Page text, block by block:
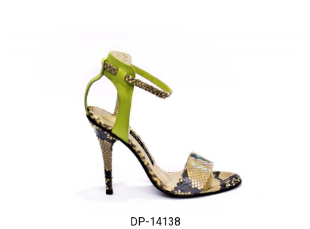
DP-14138